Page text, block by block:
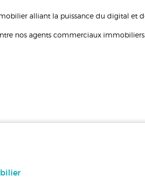
alliant la puissance du digital et
nos agents commerciaux immobiliers.